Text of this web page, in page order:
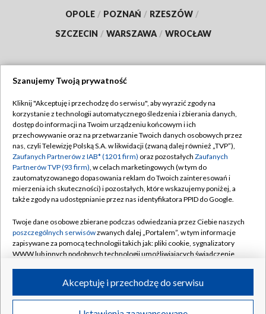
OPOLE / POZNAŃ / RZESZÓW /
SZCZECIN / WARSZAWA / WROCŁAW
TVP
Abonament TVP
Emisja w TVP
Centrum informacji TVP
Naziemna Telewizja Cyfrowa
Rada Programowa
System NOS
Informacje o nadawcy
Program dla prasy
Regulamin TVP
Polityka prywatności
Moje zgody
Pomoc
Kontakt
Kanały
©2026 Telewizja Polska S.A. w likwidacji
Szanujemy Twoją prywatność
Kliknij "Akceptuję i przechodzę do serwisu", aby wyrazić zgody na
korzystanie z technologii automatycznego śledzenia i zbierania danych,
dostęp do informacji na Twoim urządzeniu końcowym i ich
przechowywanie oraz na przetwarzanie Twoich danych osobowych przez
nas, czyli Telewizję Polską S.A. w likwidacji (zwaną dalej również „TVP”),
Zaufanych Partnerów z IAB* (1201 firm) oraz pozostałych Zaufanych
Partnerów TVP (93 firm), w celach marketingowych (w tym do
zautomatyzowanego dopasowania reklam do Twoich zainteresowań i
mierzenia ich skuteczności) i pozostałych, które wskazujemy poniżej, a
także zgody na udostępnianie przez nas identyfikatora PPID do Google.
Twoje dane osobowe zbierane podczas odwiedzania przez Ciebie naszych
poszczególnych serwisówzwanych dalej „Portalem”, w tym informacje
zapisywane za pomocą technologii takich jak: pliki cookie, sygnalizatory
WWW lub innych podobnych technologii umożliwiających świadczenie
ruchu w Internecie.
Twoje dane osobowe zbierane podczas odwiedzania przez Ciebie
Akceptuję i przechodzę do serwisu